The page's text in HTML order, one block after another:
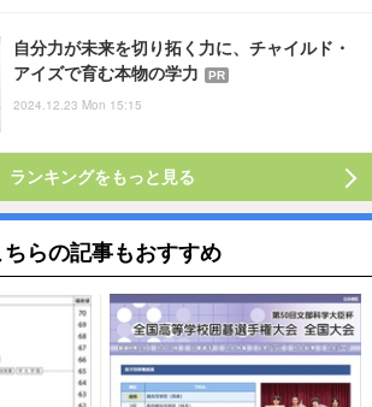
自分力が未来を切り拓く力に、チャイルド・
アイズで育む本物の学力
PR
2024.12.23 Mon 15:15
ランキングをもっと見る
ちらの記事もおすすめ